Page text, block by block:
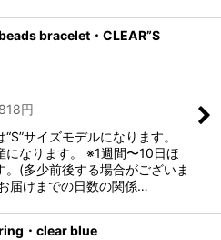
bracelet・CLEAR”S
円
サイズモデルになります。
になります。 ※1週間〜10日ほ
。(多少前後する場合がございま
届けまでの日数の関係…
・clear blue